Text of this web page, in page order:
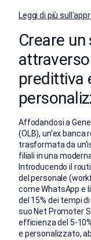
Leggi di più
Creare
predittiva
Affodandosi a
(OLB), un'ex banca
trasformata da
filiali in una
Introducendo il
del personale
come WhatsApp e
del 15% dei tempi
suo Net Promoter
efficienza del 5-
e personalizzato,